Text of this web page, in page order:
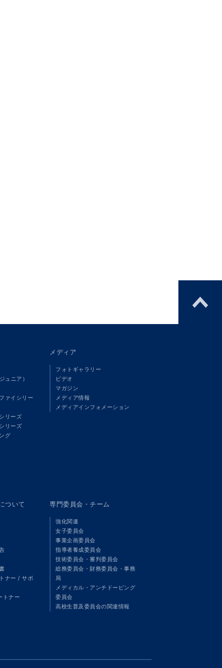
ュニア）
ァイシリー
リーズ
リーズ
グ
メディア
フォトギャラリー
ビデオ
マガジン
メディア情報
メディアインフォメーション
ついて
ナー / サポ
トナー
専門委員会・チーム
強化関連
女子委員会
事業企画委員会
指導者養成委員会
技術委員会・審判委員会
総務委員会・財務委員会・事務
局
メディカル・アンチドーピング
委員会
高校生普及委員会の関連情報